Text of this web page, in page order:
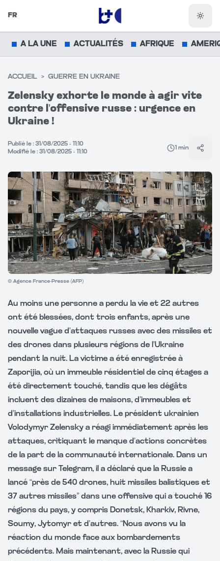
FR
A LA UNE ACTUALITÉS AFRIQUE
ACCUEIL > GUERRE EN UKRAINE
Zelensky exhorte le monde à agir vite
contre l'offensive russe : urgence en
Ukraine !
Publié le : 31/08/2025 - 11:10
Modifié le : 31/08/2025 - 11:10
1 min
© Agence France-Presse (AFP)
Au moins une personne a perdu la vie et 22 autres
ont été blessées, dont trois enfants, après une
nouvelle vague d’attaques russes avec des missiles et
des drones dans plusieurs régions de l’Ukraine
pendant la nuit. La victime a été enregistrée à
Zaporijia, où un immeuble résidentiel de cinq étages a
été directement touché, tandis que les dégâts
incluent des dizaines de maisons, d’immeubles et
d’installations industrielles. Le président ukrainien
Volodymyr Zelensky a réagi immédiatement après les
attaques, critiquant le manque d’actions concrètes
de la part de la communauté internationale. Dans un
message sur Telegram, il a déclaré que la Russie a
lancé “près de 540 drones, huit missiles balistiques et
37 autres missiles” dans une offensive qui a touché 16
régions du pays, y compris Donetsk, Kharkiv, Rivne,
Soumy, Jytomyr et d’autres. “Nous avons vu la
réaction du monde face aux bombardements
précédents. Mais maintenant, avec la Russie qui